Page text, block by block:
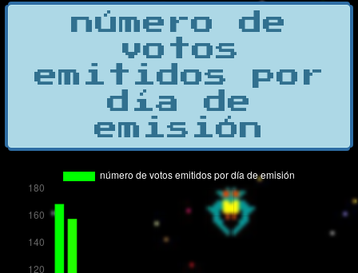
número de
votos
emitidos por
día de
emisión